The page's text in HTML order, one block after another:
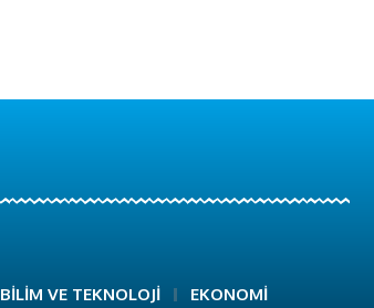
BİLİM VE TEKNOLOJİ EKONOMİ